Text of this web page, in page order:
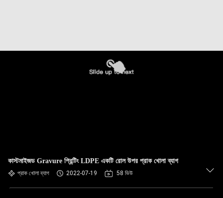
কাস্টমাইজড Gravure প্রিন্টিং LDPE একটি রোল উপর প্রাক খোলা ব্যাগ
প্রাক খোলা ব্যাগ 2022-07-19 58 ভিউ